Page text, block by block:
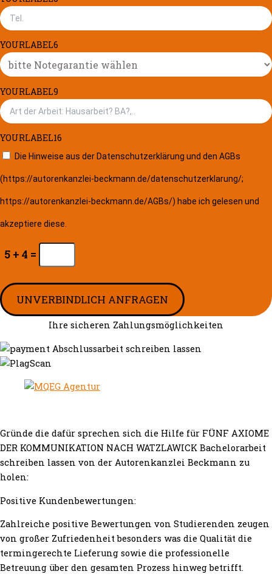
YOURLABEL6
YOURLABEL9
YOURLABEL16
Die Hinweise aus der Datenschutzerklärung und den AGBs
(https://autorenkanzlei-beckmann.de/datenschutzerklarung/;
https://autorenkanzlei-beckmann.de/AGBs/) habe ich gelesen und
akzeptiere diese.
5 + 4 =
UNVERBINDLICH ANFRAGEN
Ihre sicheren Zahlungsmöglichkeiten
Gründe die dafür sprechen sich die Hilfe für FÜNF AXIOME
DER KOMMUNIKATION NACH WATZLAWICK Bachelorarbeit
schreiben lassen von der Autorenkanzlei Beckmann zu
holen:
Positive Kundenbewertungen:
Zahlreiche positive Bewertungen von Studierenden zeugen
von großer Zufriedenheit besonders was die Qualität die
termingerechte Lieferung sowie die professionelle
Betreuung über den gesamten Prozess hinweg betrifft.